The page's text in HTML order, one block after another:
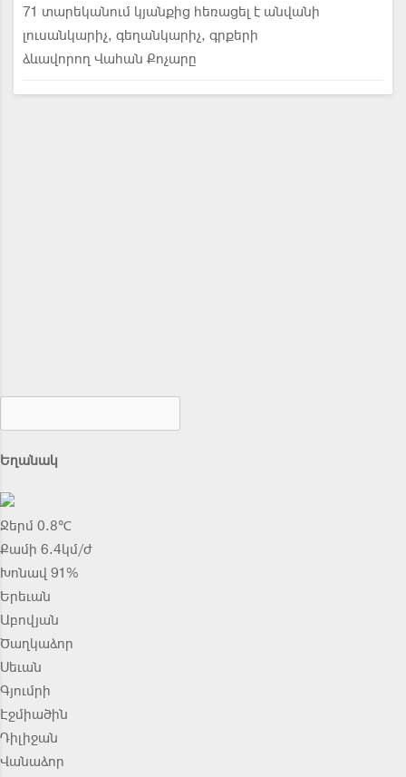
71 տարեկանում կյանքից հեռացել է անվանի
լուսանկարիչ, գեղանկարիչ, գրքերի
ձևավորող Վահան Քոչարը
Եղանակ
Ջերմ 0.8℃
Քամի 6.4կմ/ժ
Խոնավ 91%
Երեւան
Աբովյան
Ծաղկաձոր
Սեւան
Գյումրի
Էջմիածին
Դիլիջան
Վանաձոր